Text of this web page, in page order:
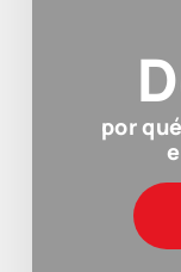
por